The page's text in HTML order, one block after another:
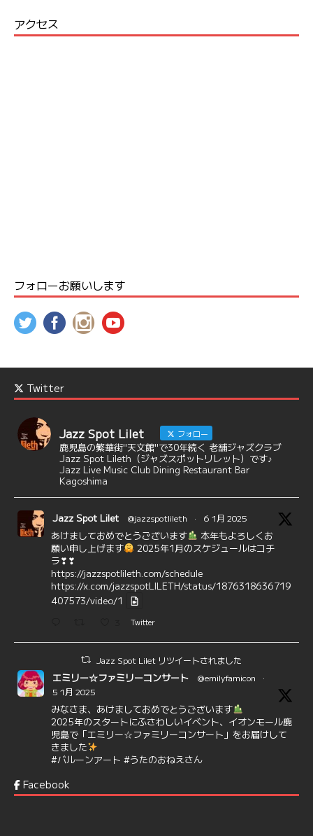
アクセス
フォローお願いします
Twitter
Jazz Spot Lilet フォロー
鹿児島の繁華街"天文館"で30年続く 老舗ジャズクラブ
Jazz Spot Lileth（ジャズスポットリレット）です♪
Jazz Live Music Club Dining Restaurant Bar
Kagoshima
Jazz Spot Lilet @jazzspotlileth · 6 1月 2025
あけましておめでとうございます
本年もよろしくお
願い申し上げます
2025年1月のスケジュールはコチ
ラ❣❣
https://jazzspotlileth.com/schedule
https://x.com/jazzspotLILETH/status/1876318636719
407573/video/1
Twitter
Jazz Spot Lilet リツイートされました
エミリー☆ファミリーコンサート @emilyfamicon
·
5 1月 2025
みなさま、あけましておめでとうございます
2025年のスタートにふさわしいイベント、イオンモール鹿
児島で「エミリー☆ファミリーコンサート」をお届けして
きました
#バルーンアート #うたのおねえさん
6 7
Facebook